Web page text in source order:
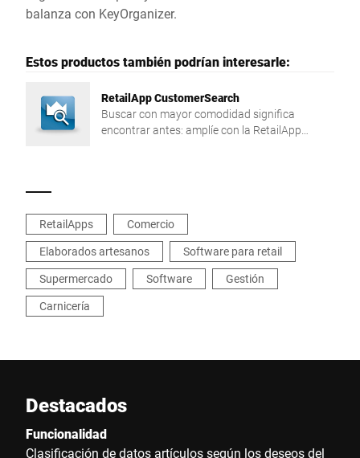
balanza con KeyOrganizer.
Estos productos también podrían interesarle:
RetailApp CustomerSearch
Buscar con mayor comodidad significa
encontrar antes: amplíe con la RetailApp
RetailApps
Comercio
Elaborados artesanos
Software para retail
Supermercado
Software
Gestión
Carnicería
Destacados
Funcionalidad
Clasificación de datos artículos según los deseos del